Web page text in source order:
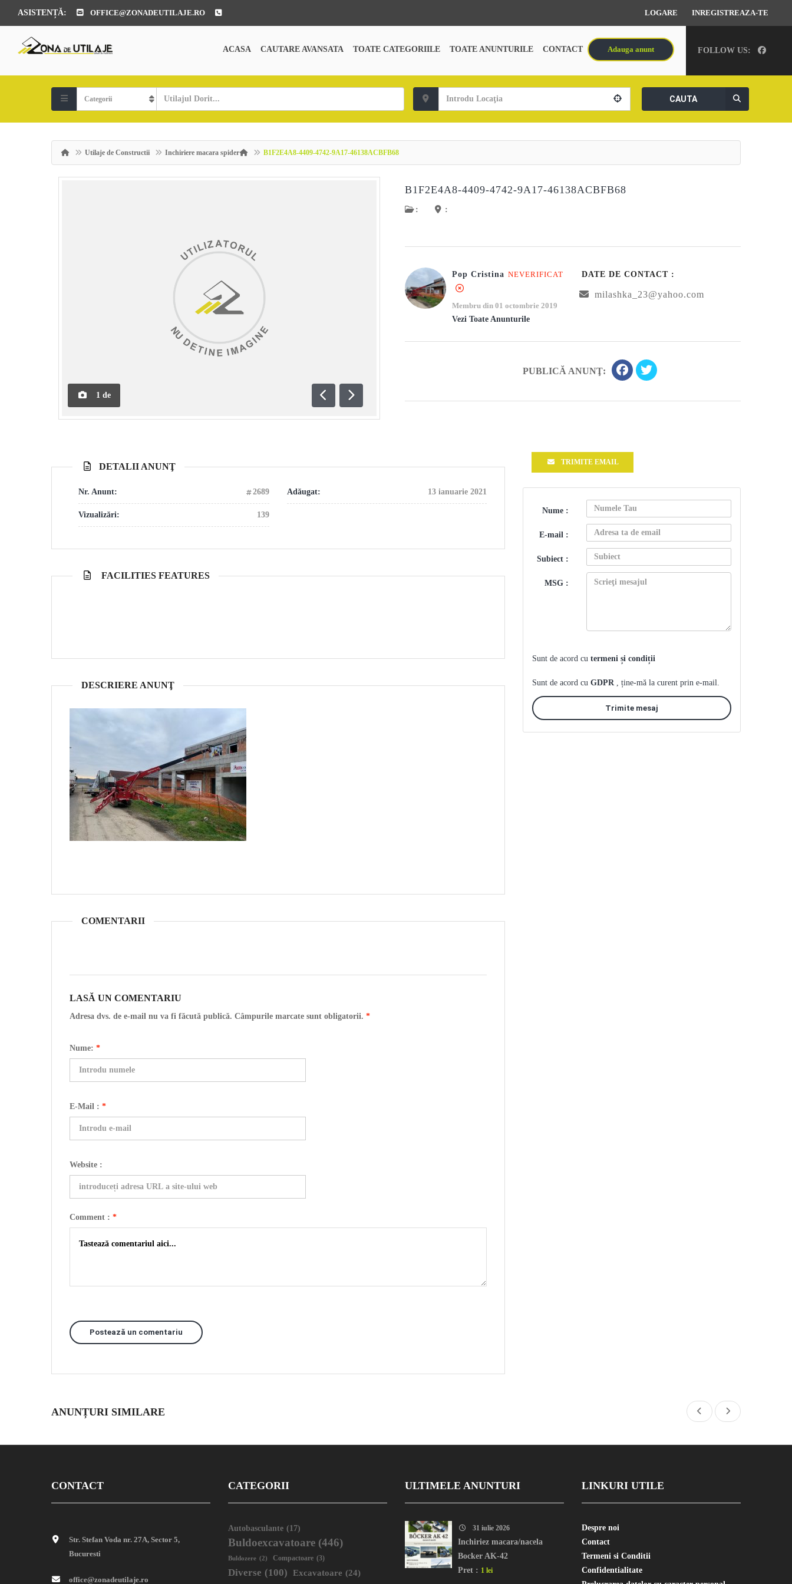
ASISTENȚĂ: OFFICE@ZONADEUTILAJE.RO LOGARE INREGISTREAZA-TE
FOLLOW US:
Adauga anunt
ACASA CAUTARE AVANSATA TOATE CATEGORIILE TOATE ANUNTURILE CONTACT
CAUTA
Utilaje de Constructii Inchiriere macara spider B1F2E4A8-4409-4742-9A17-46138ACBFB68
1 de
Anterioară
Următoare
B1F2E4A8-4409-4742-9A17-46138ACBFB68
: :
Pop Cristina NEVERIFICAT
Membru din 01 octombrie 2019
Vezi Toate Anunturile
DATE DE CONTACT :
milashka_23@yahoo.com
PUBLICĂ ANUNŢ:
DETALII ANUNŢ
Nr. Anunt: 2689 Adăugat: 13 ianuarie 2021
Vizualizări: 139
FACILITIES FEATURES
DESCRIERE ANUNŢ
COMENTARII
LASĂ UN COMENTARIU
Adresa dvs. de e-mail nu va fi făcută publică. Câmpurile marcate sunt obligatorii. *
Nume: *
E-Mail : *
Website :
Comment : *
Postează un comentariu
TRIMITE EMAIL
Nume :
E-mail :
Subiect :
MSG :
Sunt de acord cu termeni și condiții
Sunt de acord cu GDPR , ține-mă la curent prin e-mail.
Trimite mesaj
ANUNȚURI SIMILARE
CONTACT
Str. Stefan Voda nr. 27A, Sector 5,
Bucuresti
office@zonadeutilaje.ro
CATEGORII
Autobasculante (17)
Buldoexcavatoare (446)
Buldozere (2) Compactoare (3)
Diverse (100) Excavatoare (24)
ULTIMELE ANUNTURI
31 iulie 2026
Inchiriez macara/nacela
Bocker AK-42
Pret : 1 lei
LINKURI UTILE
Despre noi
Contact
Termeni si Conditii
Confidentialitate